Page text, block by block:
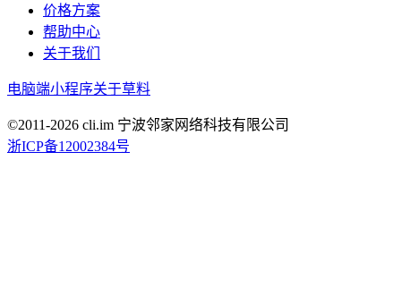
价格方案
帮助中心
关于我们
电脑端小程序关于草料
©2011-2026 cli.im 宁波邻家网络科技有限公司
浙ICP备12002384号